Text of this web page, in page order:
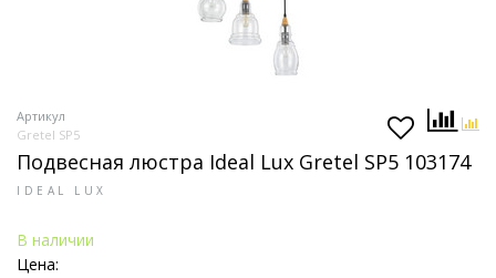
Артикул
Gretel SP5
Подвесная люстра Ideal Lux Gretel SP5 103174
IDEAL LUX
В наличии
Цена: